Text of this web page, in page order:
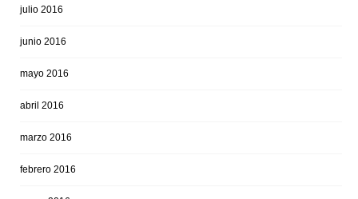
julio 2016
junio 2016
mayo 2016
abril 2016
marzo 2016
febrero 2016